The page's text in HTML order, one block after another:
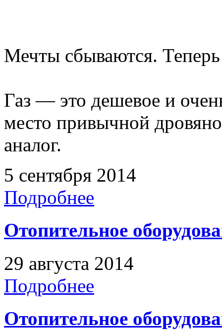
Мечты сбываются. Теперь
Газ — это дешевое и
место привычной
аналог.
5 сентября 2014
Подробнее
Отопительное
29 августа 2014
Подробнее
Отопительное